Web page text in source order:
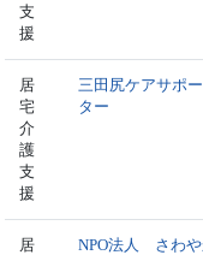
支
援
居
宅
介
護
支
援
三田尻ケアサポ
ター
居
NPO法人 さわ